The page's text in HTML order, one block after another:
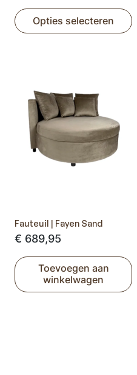
€ 699,00
tot
Opties selecteren
optie
gekozen
worden
Fauteuil | Fayen Sand
€ 689,95
Toevoegen aan
winkelwagen